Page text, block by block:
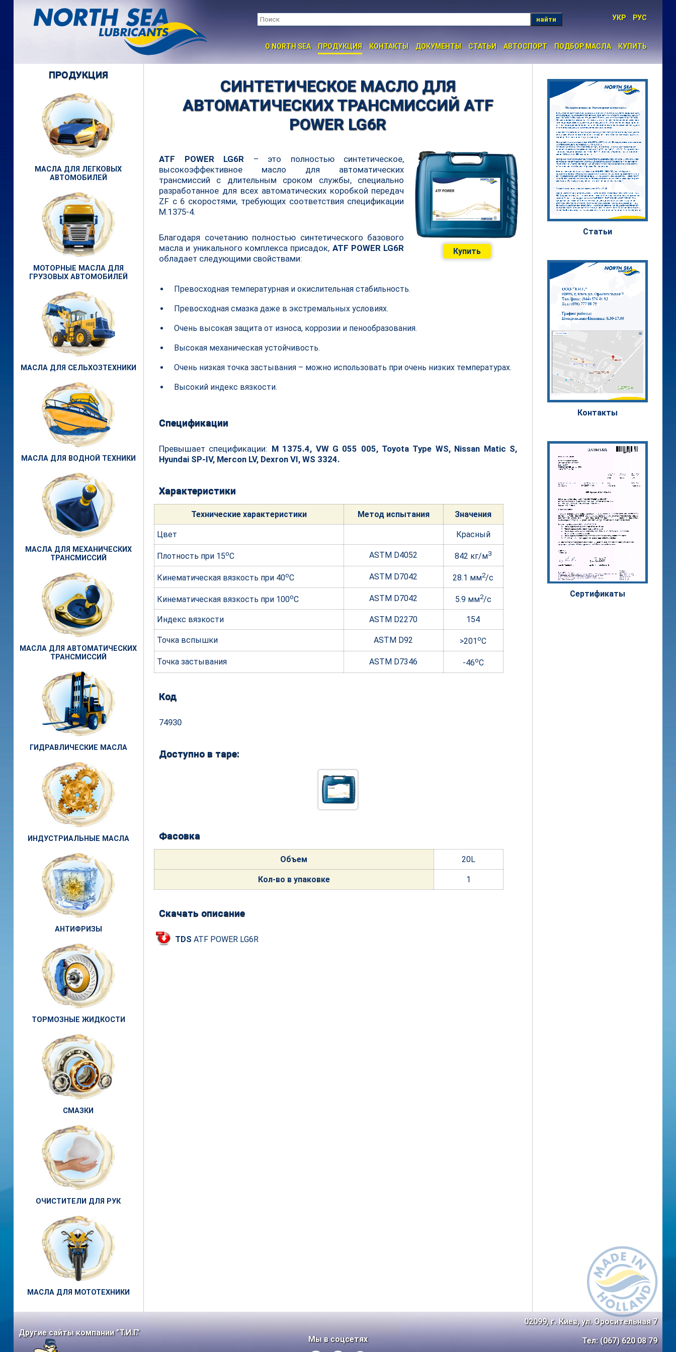
найти УКР РУС
O NORTH SEA ПРОДУКЦИЯ КОНТАКТЫ ДОКУМЕНТЫ СТАТЬИ АВТОСПОРТ ПОДБОР МАСЛА КУПИТЬ
ПРОДУКЦИЯ
МАСЛА ДЛЯ ЛЕГКОВЫХ
АВТОМОБИЛЕЙ
МОТОРНЫЕ МАСЛА ДЛЯ
ГРУЗОВЫХ АВТОМОБИЛЕЙ
МАСЛА ДЛЯ СЕЛЬХОЗТЕХНИКИ
МАСЛА ДЛЯ ВОДНОЙ ТЕХНИКИ
МАСЛА ДЛЯ МЕХАНИЧЕСКИХ
ТРАНСМИССИЙ
МАСЛА ДЛЯ АВТОМАТИЧЕСКИХ
ТРАНСМИССИЙ
ГИДРАВЛИЧЕСКИЕ МАСЛА
ИНДУСТРИАЛЬНЫЕ МАСЛА
АНТИФРИЗЫ
ТОРМОЗНЫЕ ЖИДКОСТИ
СМАЗКИ
ОЧИСТИТЕЛИ ДЛЯ РУК
МАСЛА ДЛЯ МОТОТЕХНИКИ
СИНТЕТИЧЕСКОЕ МАСЛО ДЛЯ
АВТОМАТИЧЕСКИХ ТРАНСМИССИЙ ATF
POWER LG6R
Купить
ATF POWER LG6R – это полностью синтетическое,
высокоэффективное масло для автоматических
трансмиссий с длительным сроком службы, специально
разработанное для всех автоматических коробкой передач
ZF с 6 скоростями, требующих соответствия спецификации
M.1375-4.
Благодаря сочетанию полностью синтетического базового
масла и уникального комплекса присадок, ATF POWER LG6R
обладает следующими свойствами:
Превосходная температурная и окислительная стабильность.
Превосходная смазка даже в экстремальных условиях.
Очень высокая защита от износа, коррозии и пенообразования.
Высокая механическая устойчивость.
Очень низкая точка застывания – можно использовать при очень низких температурах.
Высокий индекс вязкости.
Спецификации
Превышает спецификации: M 1375.4, VW G 055 005, Toyota Type WS, Nissan Matic S,
Hyundai SP-IV, Mercon LV, Dexron VI, WS 3324.
Характеристики
Технические характеристики Метод испытания Значения
Цвет Красный
Плотность при 15oC ASTM D4052 842 кг/м3
Кинематическая вязкость при 40oС ASTM D7042 28.1 мм2/c
Кинематическая вязкость при 100oС ASTM D7042 5.9 мм2/c
Индекс вязкости ASTM D2270 154
Точка вспышки ASTM D92 >201oC
Точка застывания ASTM D7346 -46oC
Код
74930
Доступно в таре:
Фасовка
Объем 20L
Кол-во в упаковке 1
Скачать описание
TDS ATF POWER LG6R
Статьи
Контакты
Сертификаты
Другие сайты компании "Т.И.Г."
Мы в соцсетях
02099, г. Киев, ул. Оросительная 7
Тел: (067) 620 08 79